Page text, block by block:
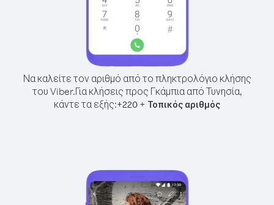
Να καλείτε τον αριθμό από το πληκτρολόγιο κλήσης
του Viber.Για κλήσεις προς Γκάμπια από Τυνησία,
κάντε τα εξής:+220 + Τοπικός αριθμός